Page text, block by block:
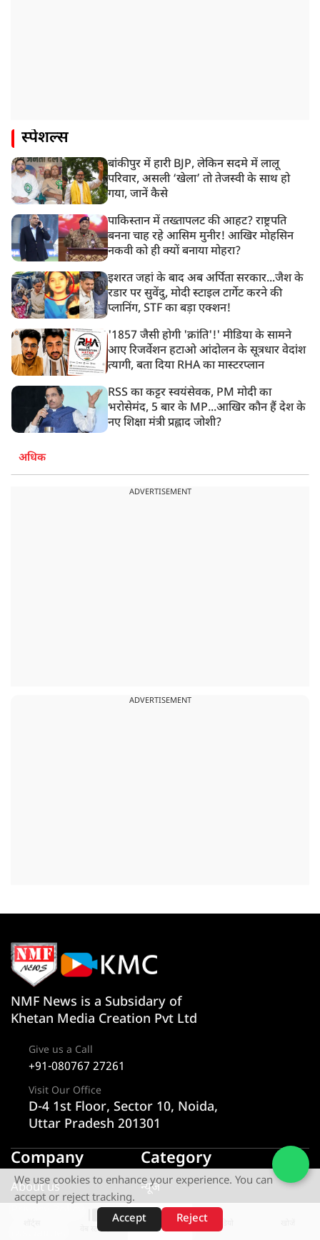
स्पेशल्स
बांकीपुर में हारी BJP, लेकिन सदमे में लालू
परिवार, असली ‘खेला’ तो तेजस्वी के साथ हो
गया, जानें कैसे
पाकिस्तान में तख्तापलट की आहट? राष्ट्रपति
बनना चाह रहे आसिम मुनीर! आखिर मोहसिन
नकवी को ही क्यों बनाया मोहरा?
इशरत जहां के बाद अब अर्पिता सरकार...जैश के
रडार पर सुवेंदु, मोदी स्टाइल टार्गेट करने की
प्लानिंग, STF का बड़ा एक्शन!
'1857 जैसी होगी 'क्रांति'!' मीडिया के सामने
आए रिजर्वेशन हटाओ आंदोलन के सूत्रधार वेदांश
त्यागी, बता दिया RHA का मास्टरप्लान
RSS का कट्टर स्वयंसेवक, PM मोदी का
भरोसेमंद, 5 बार के MP...आखिर कौन हैं देश के
नए शिक्षा मंत्री प्रह्लाद जोशी?
अधिक
ADVERTISEMENT
ADVERTISEMENT
वेब स्टोरीज़
NMF News is a Subsidary of
Khetan Media Creation Pvt Ltd
Give us a Call
+91-080767 27261
Visit Our Office
D-4 1st Floor, Sector 10, Noida,
Uttar Pradesh 201301
Company
About us
Category
न्यूज
राज्य
एक्सक्लूसिव
We use cookies to enhance your experience. You can
accept or reject tracking.
Accept
Reject